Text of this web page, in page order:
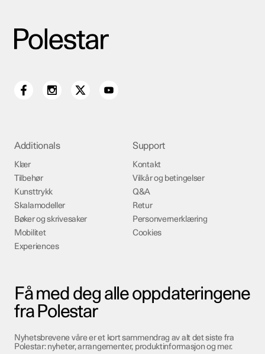
Additionals
Klær
Tilbehør
Kunsttrykk
Skalamodeller
Bøker og skrivesaker
Mobilitet
Experiences
Support
Kontakt
Vilkår og betingelser
Q&A
Retur
Personvernerklæring
Cookies
Få med deg alle oppdateringene
fra Polestar
Nyhetsbrevene våre er et kort sammendrag av alt det siste fra
Polestar: nyheter, arrangementer, produktinformasjon og mer.